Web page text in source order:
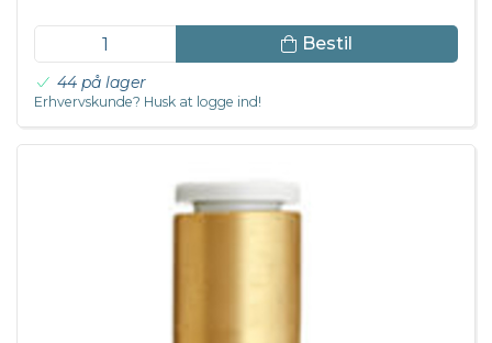
Bestil
44 på lager
Erhvervskunde? Husk at logge ind!